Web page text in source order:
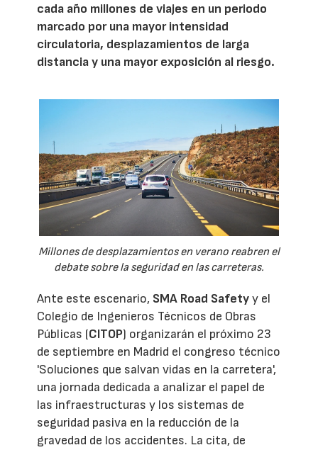
cada año millones de viajes en un periodo
marcado por una mayor intensidad
circulatoria, desplazamientos de larga
distancia y una mayor exposición al riesgo.
Millones de desplazamientos en verano reabren el
debate sobre la seguridad en las carreteras.
Ante este escenario, SMA Road Safetyy el
Colegio de Ingenieros Técnicos de Obras
Públicas (CITOP) organizarán el próximo 23
de septiembre en Madrid el congreso técnico
'Soluciones que salvan vidas en la carretera',
una jornada dedicada a analizar el papel de
las infraestructuras y los sistemas de
seguridad pasiva en la reducción de la
gravedad de los accidentes. La cita, de